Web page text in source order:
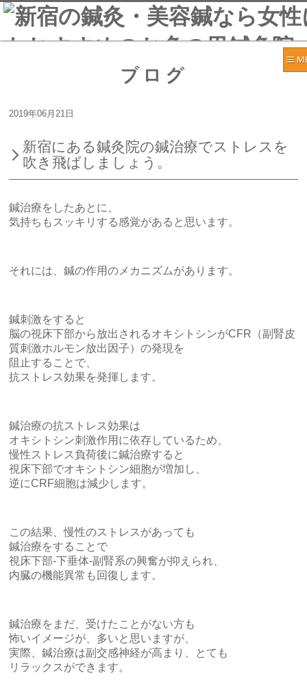
ブログ
2019年06月21日
新宿にある鍼灸院の鍼治療でストレスを
吹き飛ばしましょう。
鍼治療をしたあとに、
気持ちもスッキリする感覚があると思います。
それには、鍼の作用のメカニズムがあります。
鍼刺激をすると
脳の視床下部から放出されるオキシトシンがCFR（副腎皮
質刺激ホルモン放出因子）の発現を
阻止することで、
抗ストレス効果を発揮します。
鍼治療の抗ストレス効果は
オキシトシン刺激作用に依存しているため、
慢性ストレス負荷後に鍼治療すると
視床下部でオキシトシン細胞が増加し、
逆にCRF細胞は減少します。
この結果、慢性のストレスがあっても
鍼治療をすることで
視床下部-下垂体-副腎系の興奮が抑えられ、
内臓の機能異常も回復します。
鍼治療をまだ、受けたことがない方も
怖いイメージが、多いと思いますが、
実際、鍼治療は副交感神経が高まり、とても
リラックスができます。